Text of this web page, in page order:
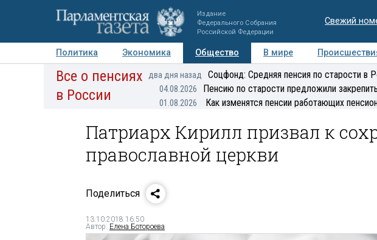
Издание
Федерального Собрания
Российской Федерации
Свежий
Политика Экономика Общество В мире
Авторы Персоны Мнения Регионы Медиацентр
Все о пенсиях
в России
два дня назад Соцфонд: Средняя пенсия по старости в
04.08.2026 Пенсию по старости предложили
01.08.2026 Как изменятся пенсии работающих
Патриарх Кирилл призвал к
православной церкви
Поделиться
13.10.2018 16:50
Автор: Елена Ботороева